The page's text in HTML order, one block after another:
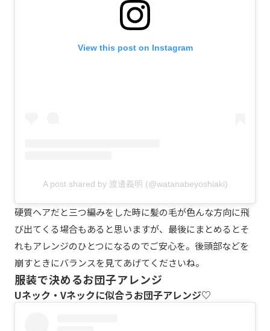
View this post on Instagram
A post shared by 渡邊義明 (@watanabeyoshiaki)
硬質ヘアだと三つ編みをした時に髪の毛が色んな方向に飛
び出てくる場合もあると思いますが、最後にまとめるとそ
れもアレンジのひとつになるのでご安心を。後頭部などを
崩すときにバランスを見てあげてくださいね。
服装で決めるお団子アレンジ
Uネック・Vネックに似合うお団子アレンジ♡